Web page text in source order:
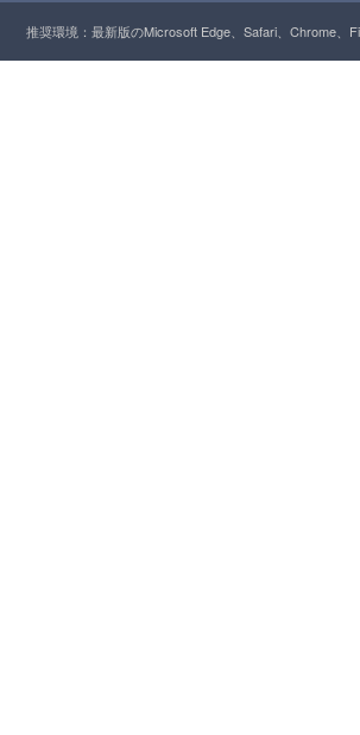
推奨環境：最新版のMicrosoft Edge、Safari、Chrome、